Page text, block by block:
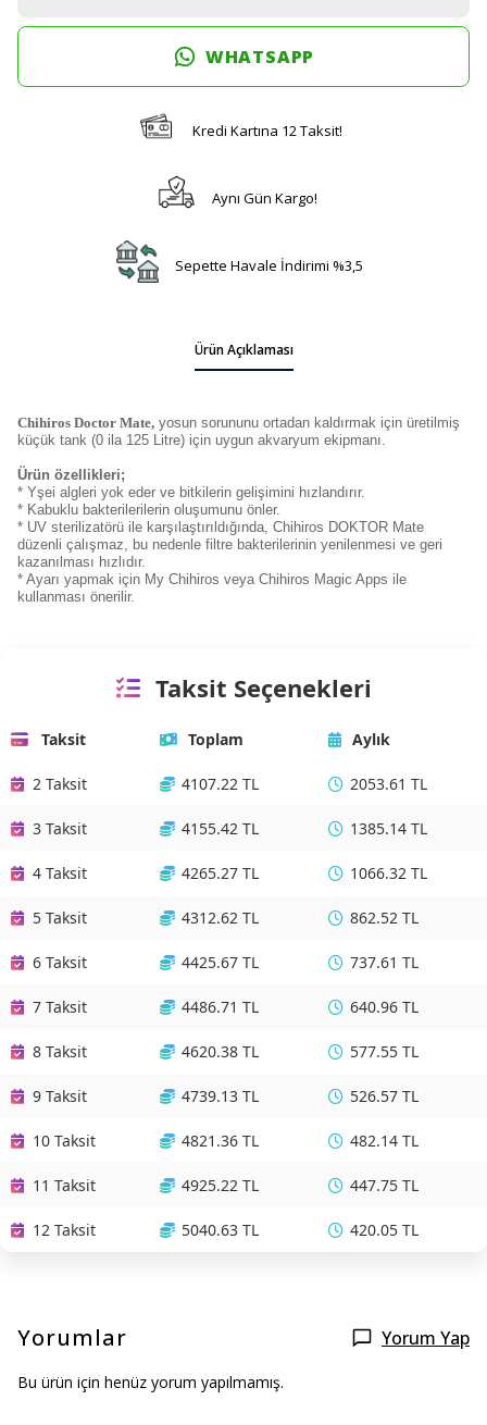
WHATSAPP
Kredi Kartına 12 Taksit!
Aynı Gün Kargo!
Sepette Havale İndirimi %3,5
Ürün Açıklaması
Chihiros Doctor Mate, yosun sorununu ortadan kaldırmak için üretilmiş
küçük tank (0 ila 125 Litre) için uygun akvaryum ekipmanı.
Ürün özellikleri;
* Yşei algleri yok eder ve bitkilerin gelişimini hızlandırır.
* Kabuklu bakterilerilerin oluşumunu önler.
* UV sterilizatörü ile karşılaştırıldığında, Chihiros DOKTOR Mate
düzenli çalışmaz, bu nedenle filtre bakterilerinin yenilenmesi ve geri
kazanılması hızlıdır.
* Ayarı yapmak için My Chihiros veya Chihiros Magic Apps ile
kullanması önerilir.
Taksit Seçenekleri
Taksit Toplam Aylık
2 Taksit 4107.22 TL 2053.61 TL
3 Taksit 4155.42 TL 1385.14 TL
4 Taksit 4265.27 TL 1066.32 TL
5 Taksit 4312.62 TL 862.52 TL
6 Taksit 4425.67 TL 737.61 TL
7 Taksit 4486.71 TL 640.96 TL
8 Taksit 4620.38 TL 577.55 TL
9 Taksit 4739.13 TL 526.57 TL
10 Taksit 4821.36 TL 482.14 TL
11 Taksit 4925.22 TL 447.75 TL
12 Taksit 5040.63 TL 420.05 TL
Yorumlar Yorum Yap
Bu ürün için henüz yorum yapılmamış.